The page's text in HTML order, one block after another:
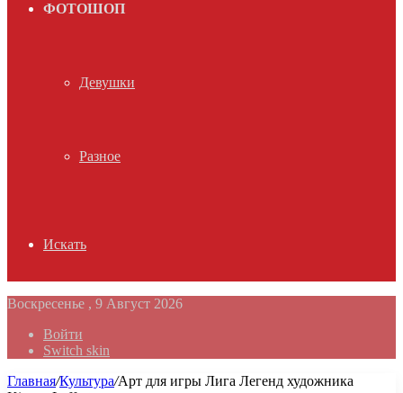
ФОТОШОП
Девушки
Разное
Искать
Воскресенье , 9 Август 2026
Войти
Switch skin
Главная/Культура/Арт для игры Лига Легенд художника